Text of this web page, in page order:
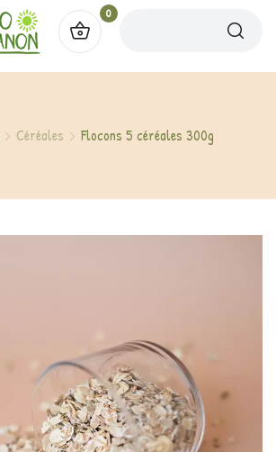
0
Céréales Flocons 5 céréales 300g